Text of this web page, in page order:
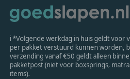
ℹ *Volgende werkdag in huis geldt voor
per pakket verstuurd kunnen worden,
verzending vanaf €50 geldt alleen
pakketpost (niet voor boxsprings,
items).